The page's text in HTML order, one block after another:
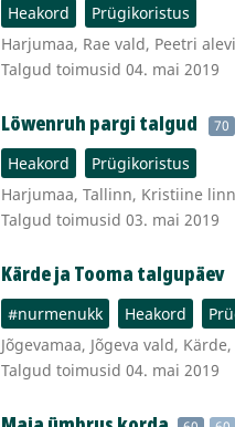
Heakord
Prügikoristus
Harjumaa, Rae vald, Peetri
Talgud toimusid 04. mai 2019
Löwenruh pargi talgud 70
Heakord
Prügikoristus
Harjumaa, Tallinn, Kristiine
Talgud toimusid 03. mai 2019
Kärde ja Tooma talgupäev
#nurmenukk Heakord
Jõgevamaa, Jõgeva vald,
Talgud toimusid 04. mai 2019